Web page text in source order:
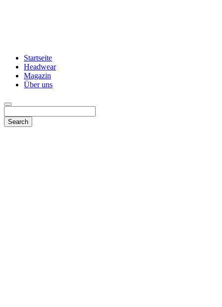
Startseite
Headwear
Magazin
Über uns